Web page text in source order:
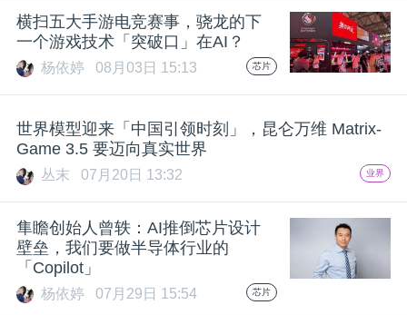
心
专
爱
横扫五大手游电竞赛事，骁龙的下
一个游戏技术「突破口」在AI？
杨依婷 08月03日 15:13 芯片
世界模型迎来「中国引领时刻」，昆仑万维 Matrix-
Game 3.5 要迈向真实世界
丛末 07月20日 13:32 业界
隼瞻创始人曾轶：AI推倒芯片设计
壁垒，我们要做半导体行业的
「Copilot」
杨依婷 07月29日 15:54 芯片